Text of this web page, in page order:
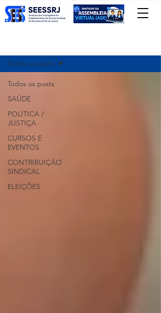
Todos os posts
SAÚDE
POLITICA /
JUSTIÇA
CURSOS E
EVENTOS
CONTRIBUIÇÃO
SINDICAL
ELEIÇÕES
Todos os posts